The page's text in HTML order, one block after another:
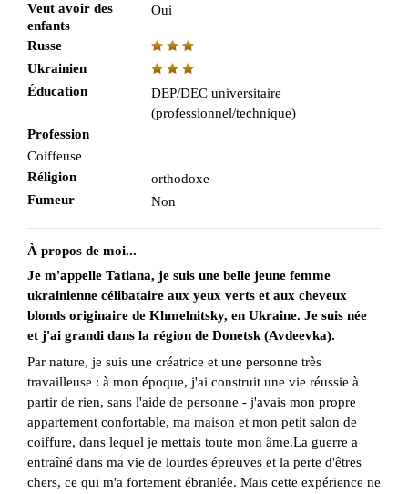
Veut avoir des
enfants
Oui
Russe
Ukrainien
Éducation
DEP/DEC universitaire
(professionnel/technique)
Profession
Coiffeuse
Réligion
orthodoxe
Fumeur
Non
À propos de moi...
Je m'appelle Tatiana, je suis une belle jeune femme
ukrainienne célibataire aux yeux verts et aux cheveux
blonds originaire de Khmelnitsky, en Ukraine. Je suis née
et j'ai grandi dans la région de Donetsk (Avdeevka).
Par nature, je suis une créatrice et une personne très
travailleuse : à mon époque, j'ai construit une vie réussie à
partir de rien, sans l'aide de personne - j'avais mon propre
appartement confortable, ma maison et mon petit salon de
coiffure, dans lequel je mettais toute mon âme.La guerre a
entraîné dans ma vie de lourdes épreuves et la perte d'êtres
chers, ce qui m'a fortement ébranlée. Mais cette expérience ne